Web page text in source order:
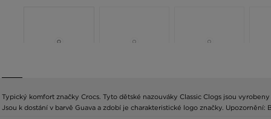
Typický komfort značky Crocs. Tyto dětské nazouváky Classic Clogs jsou
Jsou k dostání v barvě Guava a zdobí je charakteristické logo značky.